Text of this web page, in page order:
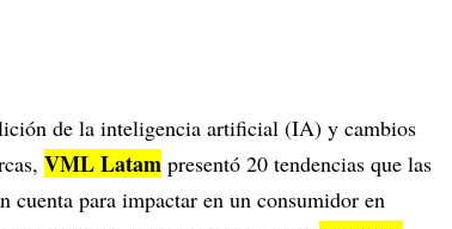
de la inteligencia artificial (IA) y cambios
VML Latam presentó 20 tendencias que las
cuenta para impactar en un consumidor en